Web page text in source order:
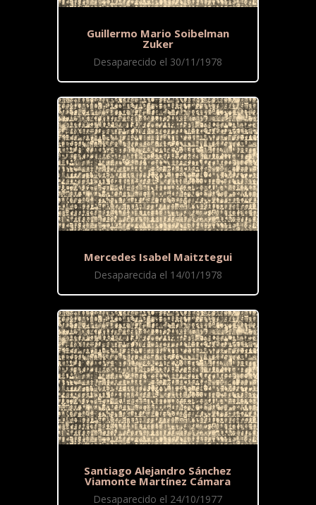
Guillermo Mario Soibelman
Zuker
Desaparecido el 30/11/1978
Mercedes Isabel Maitztegui
Desaparecida el 14/01/1978
Santiago Alejandro Sánchez
Viamonte Martínez Cámara
Desaparecido el 24/10/1977